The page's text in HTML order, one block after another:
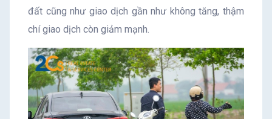
đất cũng như giao dịch gần như không tăng, thậm
chí giao dịch còn giảm mạnh.